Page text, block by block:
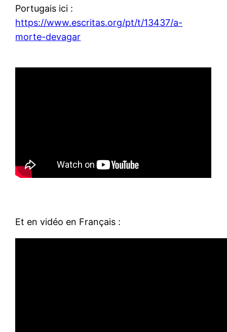
Portugais ici :
https://www.escritas.org/pt/t/13437/a-
morte-devagar
Et en vidéo en Français :